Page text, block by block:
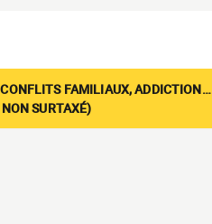
CONFLITS FAMILIAUX, ADDICTION…
SURTAXÉ)